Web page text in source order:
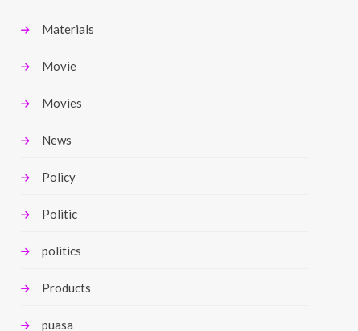
Materials
Movie
Movies
News
Policy
Politic
politics
Products
puasa